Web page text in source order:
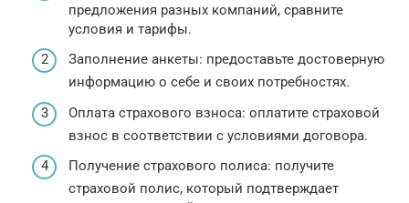
предложения разных компаний, сравните
условия и тарифы.
Заполнение анкеты: предоставьте достоверную
информацию о себе и своих потребностях.
Оплата страхового взноса: оплатите страховой
взнос в соответствии с условиями договора.
Получение страхового полиса: получите
страховой полис, который подтверждает